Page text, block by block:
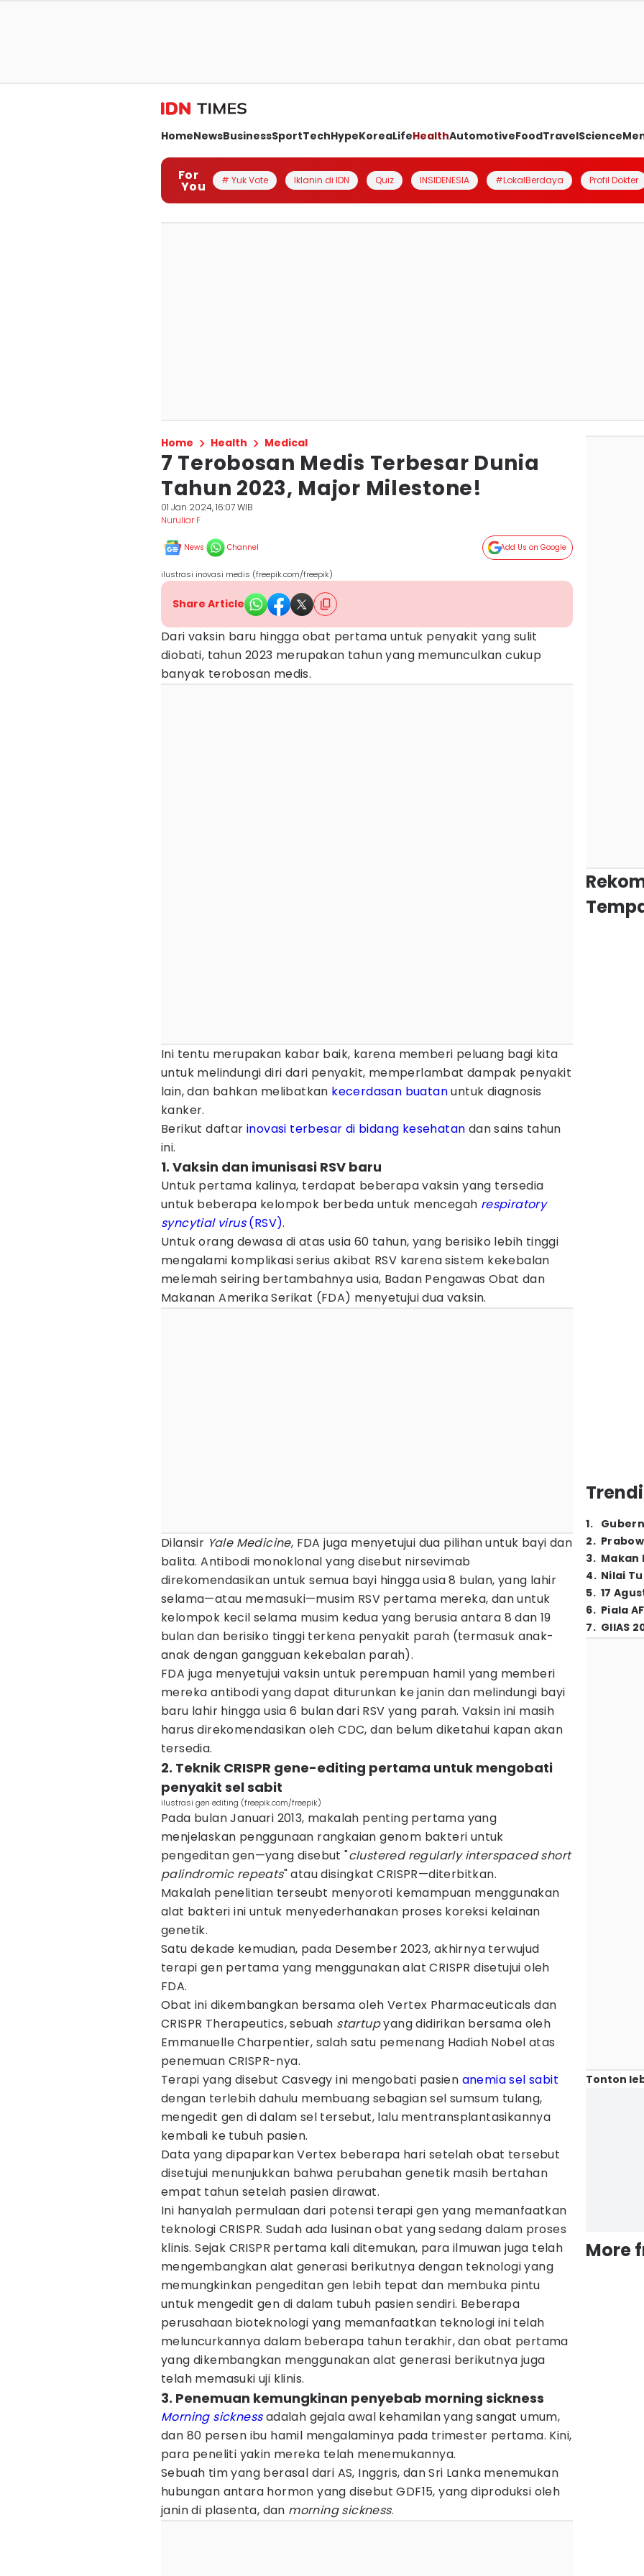
HomeNewsBusinessSportTechHypeKoreaLifeHealthAutomotiveFoodTravelScience
For
You # Yuk Vote Iklanin di IDN Quiz INSIDENESIA #LokalBerdaya Profil Dokter
Home Health Medical
7 Terobosan Medis Terbesar Dunia
Tahun 2023, Major Milestone!
01 Jan 2024, 16:07 WIB
Nuruliar F
News Channel Add Us on Google
ilustrasi inovasi medis (freepik.com/freepik)
Share Article
Dari vaksin baru hingga obat pertama untuk penyakit yang sulit
diobati, tahun 2023 merupakan tahun yang memunculkan cukup
banyak terobosan medis.
Ini tentu merupakan kabar baik, karena memberi peluang bagi kita
untuk melindungi diri dari penyakit, memperlambat dampak penyakit
lain, dan bahkan melibatkan kecerdasan buatanuntuk diagnosis
kanker.
Berikut daftar inovasi terbesar di bidang kesehatan dan sains tahun
ini.
1. Vaksin dan imunisasi RSV baru
Untuk pertama kalinya, terdapat beberapa vaksin yang tersedia
untuk beberapa kelompok berbeda untuk mencegah respiratory
syncytial virus(RSV).
Untuk orang dewasa di atas usia 60 tahun, yang berisiko lebih tinggi
mengalami komplikasi serius akibat RSV karena sistem kekebalan
melemah seiring bertambahnya usia, Badan Pengawas Obat dan
Makanan Amerika Serikat (FDA) menyetujui dua vaksin.
Dilansir Yale Medicine, FDA juga menyetujui dua pilihan untuk bayi dan
balita. Antibodi monoklonal yang disebut nirsevimab
direkomendasikan untuk semua bayi hingga usia 8 bulan, yang lahir
selama—atau memasuki—musim RSV pertama mereka, dan untuk
kelompok kecil selama musim kedua yang berusia antara 8 dan 19
bulan dan berisiko tinggi terkena penyakit parah (termasuk anak-
anak dengan gangguan kekebalan parah).
FDA juga menyetujui vaksin untuk perempuan hamil yang memberi
mereka antibodi yang dapat diturunkan ke janin dan melindungi bayi
baru lahir hingga usia 6 bulan dari RSV yang parah. Vaksin ini masih
harus direkomendasikan oleh CDC, dan belum diketahui kapan akan
tersedia.
2. Teknik CRISPR gene-editing pertama untuk mengobati
penyakit sel sabit
ilustrasi gen editing (freepik.com/freepik)
Pada bulan Januari 2013, makalah penting pertama yang
menjelaskan penggunaan rangkaian genom bakteri untuk
pengeditan gen—yang disebut "clustered regularly interspaced short
palindromic repeats" atau disingkat CRISPR—diterbitkan.
Makalah penelitian terseubt menyoroti kemampuan menggunakan
alat bakteri ini untuk menyederhanakan proses koreksi kelainan
genetik.
Satu dekade kemudian, pada Desember 2023, akhirnya terwujud
terapi gen pertama yang menggunakan alat CRISPR disetujui oleh
FDA.
Obat ini dikembangkan bersama oleh Vertex Pharmaceuticals dan
CRISPR Therapeutics, sebuah startupyang didirikan bersama oleh
Emmanuelle Charpentier, salah satu pemenang Hadiah Nobel atas
penemuan CRISPR-nya.
Terapi yang disebut Casvegy ini mengobati pasien anemia sel sabit
dengan terlebih dahulu membuang sebagian sel sumsum tulang,
mengedit gen di dalam sel tersebut, lalu mentransplantasikannya
kembali ke tubuh pasien.
Data yang dipaparkan Vertex beberapa hari setelah obat tersebut
disetujui menunjukkan bahwa perubahan genetik masih bertahan
empat tahun setelah pasien dirawat.
Ini hanyalah permulaan dari potensi terapi gen yang memanfaatkan
teknologi CRISPR. Sudah ada lusinan obat yang sedang dalam proses
klinis. Sejak CRISPR pertama kali ditemukan, para ilmuwan juga telah
mengembangkan alat generasi berikutnya dengan teknologi yang
memungkinkan pengeditan gen lebih tepat dan membuka pintu
untuk mengedit gen di dalam tubuh pasien sendiri. Beberapa
perusahaan bioteknologi yang memanfaatkan teknologi ini telah
meluncurkannya dalam beberapa tahun terakhir, dan obat pertama
yang dikembangkan menggunakan alat generasi berikutnya juga
telah memasuki uji klinis.
3. Penemuan kemungkinan penyebab morning sickness
Morning sicknessadalah gejala awal kehamilan yang sangat umum,
dan 80 persen ibu hamil mengalaminya pada trimester pertama. Kini,
para peneliti yakin mereka telah menemukannya.
Sebuah tim yang berasal dari AS, Inggris, dan Sri Lanka menemukan
hubungan antara hormon yang disebut GDF15, yang diproduksi oleh
janin di plasenta, dan morning sickness.
1.
2.
3. Makan
4. Nilai
5. 17
6. Piala
7. GIIAS
Tonton
More